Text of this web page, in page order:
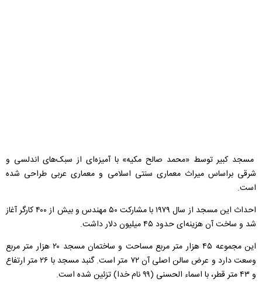
مسجد کبیر توسط «محمد صالح مکیه» با آمیزه‌ای از سبک‌های اندلسی و
شرقی براساس میراث معماری سنتی اسلامی و معماری عربی طراحی شده
است.
احداث این مسجد از سال ۱۹۷۹ با مشارکت ۵۰ مهندس و بیش از ۴۰۰ کارگر آغاز
شد و ساخت آن هزینه‌ای حدود ۴۵ میلیون دلار داشت.
این مجموعه ۴۵ هزار متر مربع مساحت و ساختمان مسجد ۲۰ هزار متر مربع
وسعت دارد و عرض سالن اصلی آن ۷۲ متر است. گنبد مسجد با ۲۶ متر ارتفاع
و ۴۳ متر قطر، با اسماء الحسنی (۹۹ نام خدا) تزئین شده است.